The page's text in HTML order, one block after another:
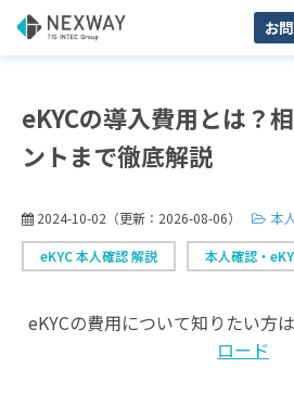
お
活用シーン
料金・プラン
導入事例
セミナー
ブログ
eKYCの導入費用とは？
ントまで徹底解説
2024-10-02 （更新： 2026-08-06） 本
eKYC 本人確認 解説 本人確認・
eKYCの費用について知りたい方は
ロード